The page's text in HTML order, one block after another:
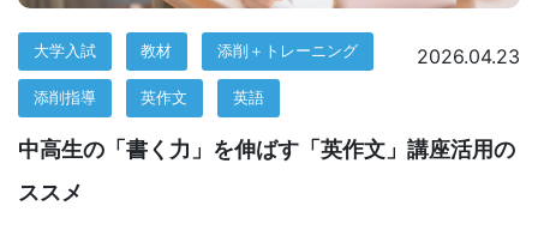
な
る
充
実
大学入試 教材 添削＋トレーニング
添削指導 英作文 英語
2026.04.23
中高生の「書く力」を伸ばす「英作文」講座活用の
ススメ